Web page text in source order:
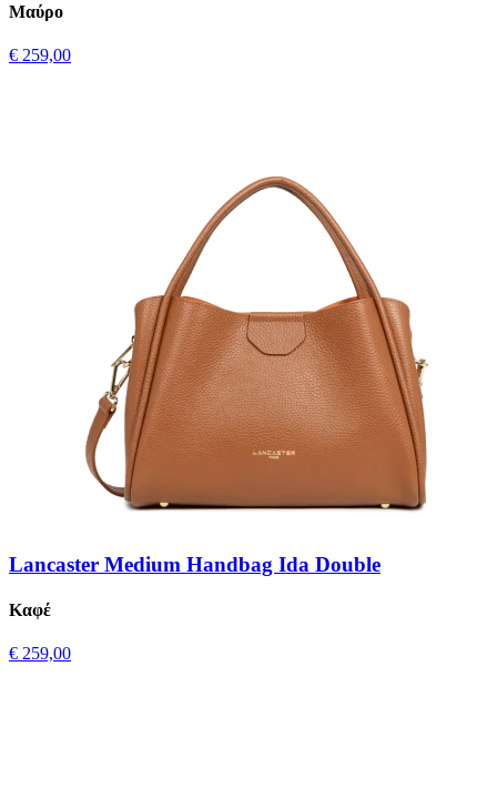
Μαύρο
€ 259,00
Lancaster Medium Handbag Ida Double
Καφέ
€ 259,00